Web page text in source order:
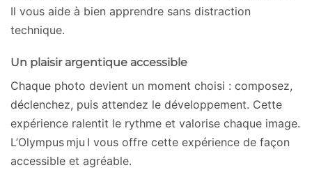
Il vous aide à bien apprendre sans distraction
technique.
Un plaisir argentique accessible
Chaque photo devient un moment choisi : composez,
déclenchez, puis attendez le développement. Cette
expérience ralentit le rythme et valorise chaque image.
L’Olympus mju I vous offre cette expérience de façon
accessible et agréable.